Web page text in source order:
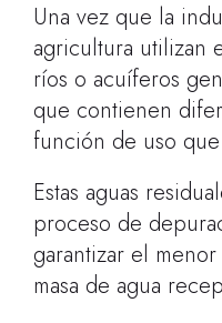
Una vez que la
agricultura utilizan
ríos o acuíferos
que contienen
función de uso
Estas aguas
proceso de
garantizar el
masa de agua